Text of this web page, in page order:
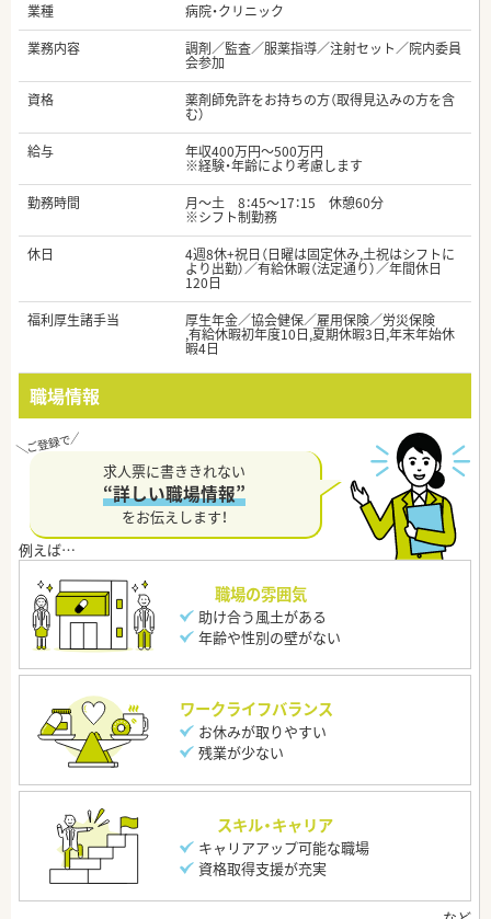
業種
病院・クリニック
業務内容
調剤／監査／服薬指導／注射セット／院内委員
会参加
資格
薬剤師免許をお持ちの方（取得見込みの方を含
む）
給与
年収400万円～500万円
※経験・年齢により考慮します
勤務時間
月～土 8：45～17：15 休憩60分
※シフト制勤務
休日
4週8休+祝日（日曜は固定休み,土祝はシフトに
より出勤）／有給休暇（法定通り）／年間休日
120日
福利厚生諸手当
厚生年金／協会健保／雇用保険／労災保険
,有給休暇初年度10日,夏期休暇3日,年末年始休
暇4日
職場情報
求人票に書ききれない
“詳しい職場情報”
をお伝えします！
職場の雰囲気
助け合う風土がある
年齢や性別の壁がない
ワークライフバランス
お休みが取りやすい
残業が少ない
スキル・キャリア
キャリアアップ可能な職場
資格取得支援が充実